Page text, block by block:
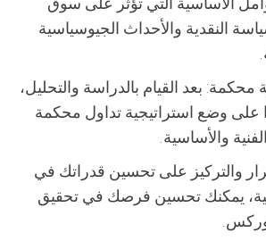
النقدية والأحداث الجيوسياسية
محكمة: بعد القيام بالدراسة والتحليل،
على وضع استراتيجية تداول محكمة
والأساسية.
والتركيز على تحسين قدراتك في
يمكنك تحسين فرصك في تحقيق